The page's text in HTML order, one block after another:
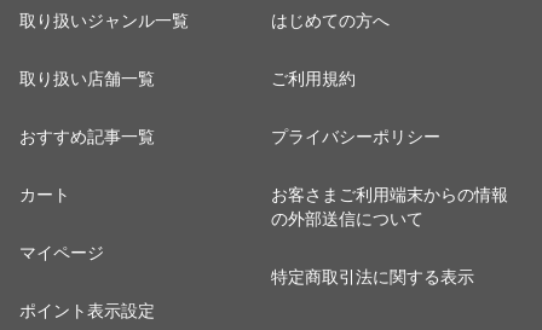
取り扱いジャンル一覧
取り扱い店舗一覧
おすすめ記事一覧
カート
マイページ
ポイント表示設定
はじめての方へ
ご利用規約
プライバシーポリシー
お客さまご利用端末からの情報
の外部送信について
特定商取引法に関する表示